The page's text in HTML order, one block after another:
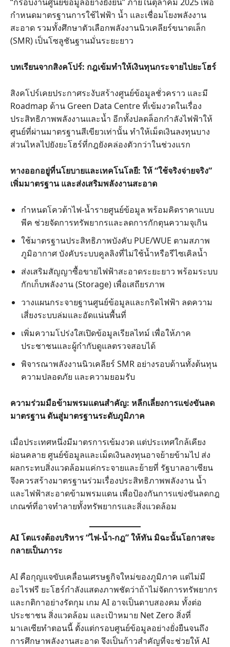
กำหนดมาตรฐานการใช้ไฟฟ้า น้ำ และเชื่อมโยงพลังงาน
สะอาด รวมทั้งศึกษาตัวเลือกพลังงานนิวเคลียร์ขนาดเล็ก
(SMR) เป็นโซลูชันฐานมั่นระยะยาว
บทเรียนจากสิงคโปร์: กฎเข้มทำให้เงินทุนกระจายไปยะโฮร์
สิงคโปร์เคยประกาศระงับสร้างศูนย์ข้อมูลชั่วคราว และมี
Roadmap ด้าน Green Data Centre ที่เข้มงวดในเรื่อง
ประสิทธิภาพพลังงานและน้ำ อีกทั้งปลดล็อกกำลังไฟฟ้าให้
ศูนย์ที่ผ่านมาตรฐานสีเขียวเท่านั้น ทำให้เม็ดเงินลงทุนบาง
ส่วนไหลไปยังยะโฮร์ที่กฎยังคล่องตัวกว่าในช่วงแรก
ทางออกอยู่ที่นโยบายและเทคโนโลยี: ให้ “ใช้จริงจ่ายจริง”
เพิ่มมาตรฐาน และส่งเสริมพลังงานสะอาด
กำหนดโควต้าไฟ-น้ำรายศูนย์ข้อมูล พร้อมคิดราคาแบบ
พีค ช่วยจัดการทรัพยากรและลดการกักตุนความจุเกิน
ใช้มาตรฐานประสิทธิภาพบังคับ PUE/WUE ตามสภาพ
ภูมิอากาศ บังคับระบบคูลลิงที่ไม่ใช้น้ำหรือรีไซเคิลน้ำ
ส่งเสริมสัญญาซื้อขายไฟฟ้าสะอาดระยะยาว พร้อมระบบ
กักเก็บพลังงาน (Storage) เพื่อเสถียรภาพ
วางแผนกระจายฐานศูนย์ข้อมูลและกริดไฟฟ้า ลดความ
เสี่ยงระบบล่มและอัดแน่นพื้นที่
เพิ่มความโปร่งใสเปิดข้อมูลเรียลไทม์ เพื่อให้ภาค
ประชาชนและผู้กำกับดูแลตรวจสอบได้
พิจารณาพลังงานนิวเคลียร์ SMR อย่างรอบด้านทั้งต้นทุน
ความปลอดภัย และความยอมรับ
ความร่วมมือข้ามพรมแดนสำคัญ: หลีกเลี่ยงการแข่งขันลด
มาตรฐาน ดันสู่มาตรฐานระดับภูมิภาค
เมื่อประเทศหนึ่งมีมาตรการเข้มงวด แต่ประเทศใกล้เคียง
ผ่อนคลาย ศูนย์ข้อมูลและเม็ดเงินลงทุนอาจย้ายข้ามไป ส่ง
ผลกระทบสิ่งแวดล้อมแค่กระจายและย้ายที่ รัฐบาลอาเซียน
จึงควรสร้างมาตรฐานร่วมเรื่องประสิทธิภาพพลังงาน น้ำ
และไฟฟ้าสะอาดข้ามพรมแดน เพื่อป้องกันการแข่งขันลดกฎ
เกณฑ์ที่อาจทำลายทั้งทรัพยากรและสิ่งแวดล้อม
AI โตแรงต้องบริหาร “ไฟ-น้ำ-กฎ” ให้ทัน มิฉะนั้นโอกาสจะ
กลายเป็นภาระ
AI คือกุญแจขับเคลื่อนเศรษฐกิจใหม่ของภูมิภาค แต่ไม่มี
อะไรฟรี ยะโฮร์กำลังแสดงภาพชัดว่าถ้าไม่จัดการทรัพยากร
และกติกาอย่างรัดกุม เกม AI อาจเป็นดาบสองคม ทั้งต่อ
ประชาชน สิ่งแวดล้อม และเป้าหมาย Net Zero สิ่งที่
มาเลเซียทำตอนนี้ ตั้งแต่กรอบศูนย์ข้อมูลอย่างยั่งยืนจนถึง
การศึกษาพลังงานสะอาด จึงเป็นก้าวสำคัญที่จะช่วยให้ AI